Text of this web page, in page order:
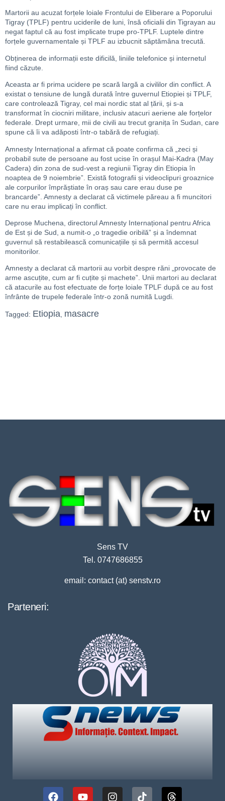
Martorii au acuzat forțele loiale Frontului de Eliberare a Poporului
Tigray (TPLF) pentru uciderile de luni, însă oficialii din Tigrayan au
negat faptul că au fost implicate trupe pro-TPLF. Luptele dintre
forțele guvernamentale și TPLF au izbucnit săptămâna trecută.
Obținerea de informații este dificilă, liniile telefonice și internetul
fiind căzute.
Aceasta ar fi prima ucidere pe scară largă a civililor din conflict. A
existat o tensiune de lungă durată între guvernul Etiopiei și TPLF,
care controlează Tigray, cel mai nordic stat al țării, și s-a
transformat în ciocniri militare, inclusiv atacuri aeriene ale forțelor
federale. Drept urmare, mii de civili au trecut granița în Sudan, care
spune că îi va adăposti într-o tabără de refugiați.
Amnesty Internațional a afirmat că poate confirma că „zeci și
probabil sute de persoane au fost ucise în orașul Mai-Kadra (May
Cadera) din zona de sud-vest a regiunii Tigray din Etiopia în
noaptea de 9 noiembrie”. Există fotografii și videoclipuri groaznice
ale corpurilor împrăștiate în oraș sau care erau duse pe
brancarde”. Amnesty a declarat că victimele păreau a fi muncitori
care nu erau implicați în conflict.
Deprose Muchena, directorul Amnesty Internațional pentru Africa
de Est și de Sud, a numit-o „o tragedie oribilă” și a îndemnat
guvernul să restabilească comunicațiile și să permită accesul
monitorilor.
Amnesty a declarat că martorii au vorbit despre răni „provocate de
arme ascuțite, cum ar fi cuțite și machete”. Unii martori au declarat
că atacurile au fost efectuate de forțe loiale TPLF după ce au fost
înfrânte de trupele federale într-o zonă numită Lugdi.
Tagged: Etiopia masacre
Sens TV
Tel. 0747686855
email: contact (at) senstv.ro
Parteneri: